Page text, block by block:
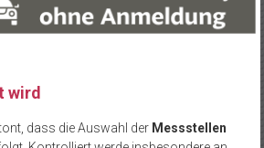
wird
dass die Auswahl der Messstellen